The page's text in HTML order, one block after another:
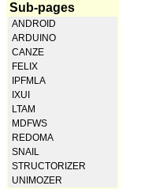
Sub-pages
ANDROID
ARDUINO
CANZE
FELIX
IPFMLA
IXUI
LTAM
MDFWS
REDOMA
SNAIL
STRUCTORIZER
UNIMOZER